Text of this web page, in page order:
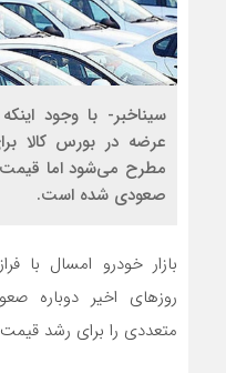
سیناخبر- با وجود
عرضه در بورس کالا
مطرح می‌شود اما قیمت
صعودی شده است.
بازار خودرو امسال با
روز‌های اخیر دوباره
متعددی را برای رشد